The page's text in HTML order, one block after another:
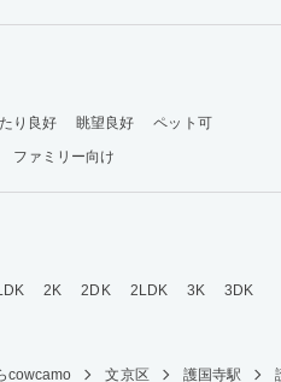
り良好 眺望良好
ペット可
ファミリー向け
2K 2DK 2LDK 3K
3DK
cowcamo 文京区 護国寺駅